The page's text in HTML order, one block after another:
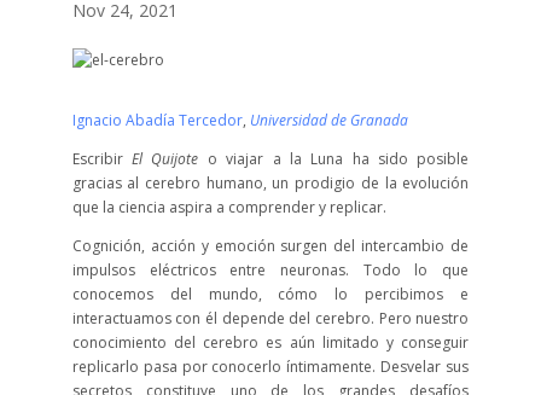
Nov 24, 2021
Ignacio Abadía Tercedor, Universidad de Granada
EscribirEl Quijote o viajar a la Luna ha sido posible
gracias al cerebro humano, un prodigio de la evolución
que la ciencia aspira a comprender y replicar.
Cognición, acción y emoción surgen del intercambio de
impulsos eléctricos entre neuronas. Todo lo que
conocemos del mundo, cómo lo percibimos e
interactuamos con él depende del cerebro. Pero nuestro
conocimiento del cerebro es aún limitado y conseguir
replicarlo pasa por conocerlo íntimamente. Desvelar sus
secretos constituye uno de los grandes desafíos